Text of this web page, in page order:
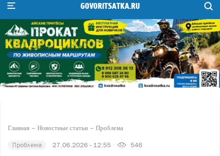
GOVORITSATKA.RU
Главная Новостные статьи Проблема
Проблема 27.06.2026 - 12:55 546